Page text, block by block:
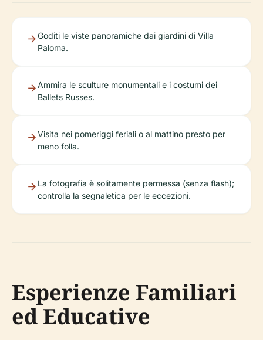
Goditi le viste panoramiche dai giardini di Villa
Paloma.
Ammira le sculture monumentali e i costumi dei
Ballets Russes.
Visita nei pomeriggi feriali o al mattino presto per
meno folla.
La fotografia è solitamente permessa (senza flash);
controlla la segnaletica per le eccezioni.
Esperienze Familiari
ed Educative